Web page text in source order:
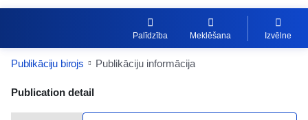
Palīdzība Meklēšana Izvēlne
Publikāciju birojs Publikāciju informācija
Publication Detail Actions Portlet
Publication detail